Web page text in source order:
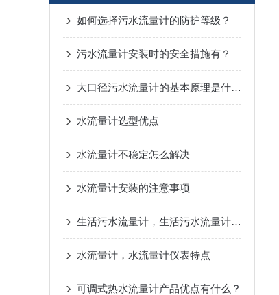
如何选择污水流量计的防护等级？
污水流量计安装时的安全措施有？
大口径污水流量计的基本原理是什么？
水流量计选型优点
水流量计不稳定怎么解决
水流量计安装的注意事项
生活污水流量计，生活污水流量计安装地点的选择
水流量计，水流量计仪表特点
可调式热水流量计产品优点有什么？